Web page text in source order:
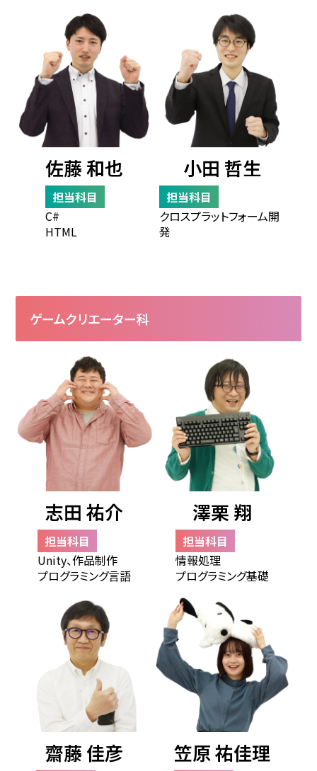
佐藤 和也
担当科目
C#
HTML
小田 哲生
担当科目
クロスプラットフォーム開
発
ゲームクリエーター科
志田 祐介
担当科目
Unity、作品制作
プログラミング言語
澤栗 翔
担当科目
情報処理
プログラミング基礎
齋藤 佳彦 笠原 祐佳理